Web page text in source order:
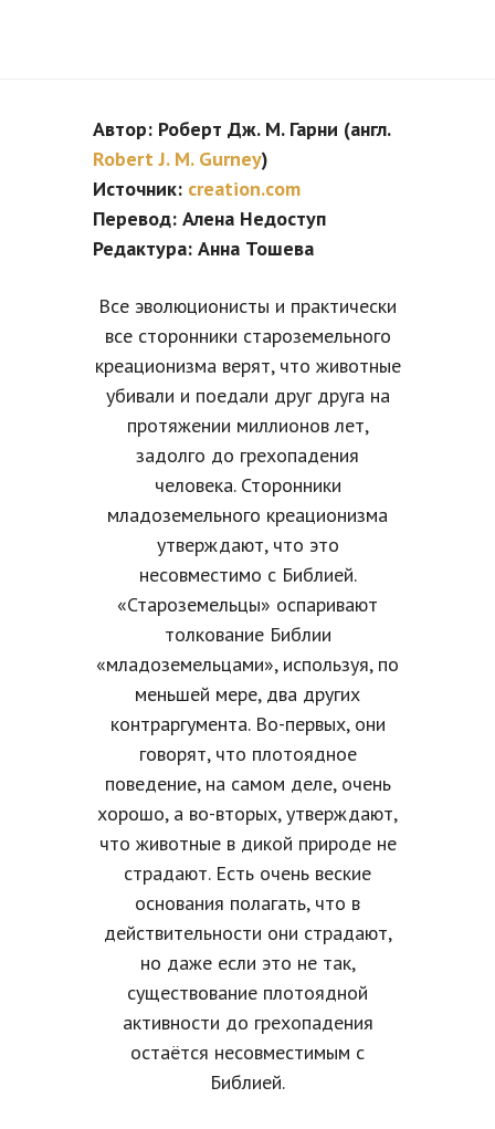
Автор: Роберт Дж. М. Гарни (англ.
Robert J. M. Gurney)
Источник: creation.com
Перевод: Алена Недоступ
Редактура: Анна Тошева
Все эволюционисты и практически
все сторонники староземельного
креационизма верят, что животные
убивали и поедали друг друга на
протяжении миллионов лет,
задолго до грехопадения
человека. Сторонники
младоземельного креационизма
утверждают, что это
несовместимо с Библией.
«Староземельцы» оспаривают
толкование Библии
«младоземельцами», используя, по
меньшей мере, два других
контраргумента. Во-первых, они
говорят, что плотоядное
поведение, на самом деле, очень
хорошо, а во-вторых, утверждают,
что животные в дикой природе не
страдают. Есть очень веские
основания полагать, что в
действительности они страдают,
но даже если это не так,
существование плотоядной
активности до грехопадения
остаётся несовместимым с
Библией.